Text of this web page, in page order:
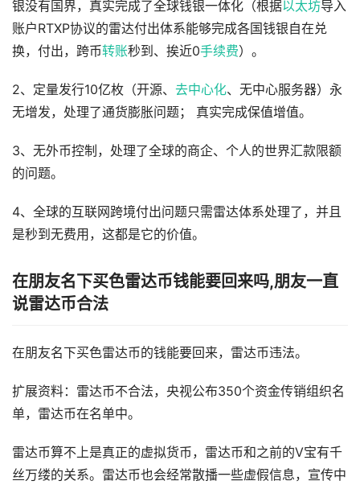
银没有国界，真实完成了全球钱银一体化（根据以太坊导入
账户RTXP协议的雷达付出体系能够完成各国钱银自在兑
换，付出，跨币转账秒到、挨近0手续费）。
2、定量发行10亿枚（开源、 去中心化、无中心服务器）永
无增发，处理了通货膨胀问题； 真实完成保值增值。
3、无外币控制，处理了全球的商企、个人的世界汇款限额
的问题。
4、全球的互联网跨境付出问题只需雷达体系处理了，并且
是秒到无费用，这都是它的价值。
在朋友名下买色雷达币钱能要回来吗,朋友一直
说雷达币合法
在朋友名下买色雷达币的钱能要回来，雷达币违法。
扩展资料：雷达币不合法，央视公布350个资金传销组织名
单，雷达币在名单中。
雷达币算不上是真正的虚拟货币，雷达币和之前的V宝有千
丝万缕的关系。雷达币也会经常散播一些虚假信息，宣传中